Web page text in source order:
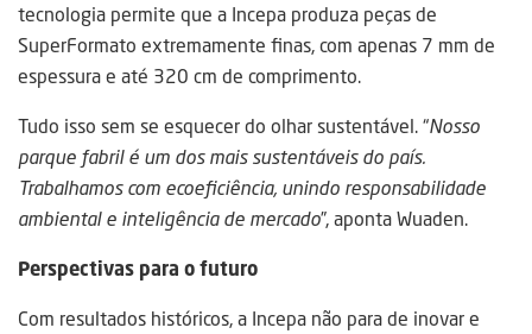
tecnologia permite que a Incepa produza peças de
SuperFormato extremamente finas, com apenas 7 mm de
espessura e até 320 cm de comprimento.
Tudo isso sem se esquecer do olhar sustentável. “Nosso
parque fabril é um dos mais sustentáveis do país.
Trabalhamos com ecoeficiência, unindo responsabilidade
ambiental e inteligência de mercado”, aponta Wuaden.
Perspectivas para o futuro
Com resultados históricos, a Incepa não para de inovar e